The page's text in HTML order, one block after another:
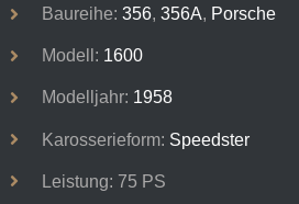
Baureihe: 356, 356A, Porsche
Modell: 1600
Modelljahr: 1958
Karosserieform: Speedster
Leistung: 75 PS